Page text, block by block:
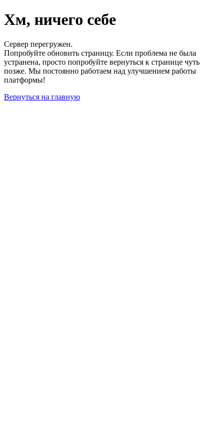
Хм, ничего себе
Сервер перегружен.
Попробуйте обновить страницу. Если проблема не была
устранена, просто попробуйте вернуться к странице чуть
позже. Мы постоянно работаем над улучшением работы
платформы!
Вернуться на главную